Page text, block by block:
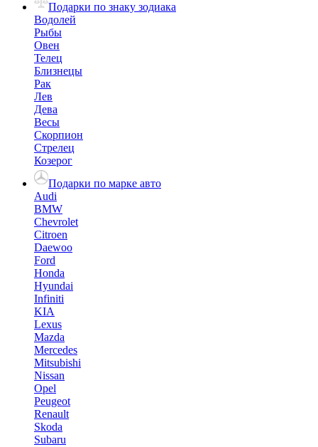
Подарки по знаку зодиака
Водолей
Рыбы
Овен
Телец
Близнецы
Рак
Лев
Дева
Весы
Скорпион
Стрелец
Козерог
Подарки по марке авто
Audi
BMW
Chevrolet
Citroen
Daewoo
Ford
Honda
Hyundai
Infiniti
KIA
Lexus
Mazda
Mercedes
Mitsubishi
Nissan
Opel
Peugeot
Renault
Skoda
Subaru